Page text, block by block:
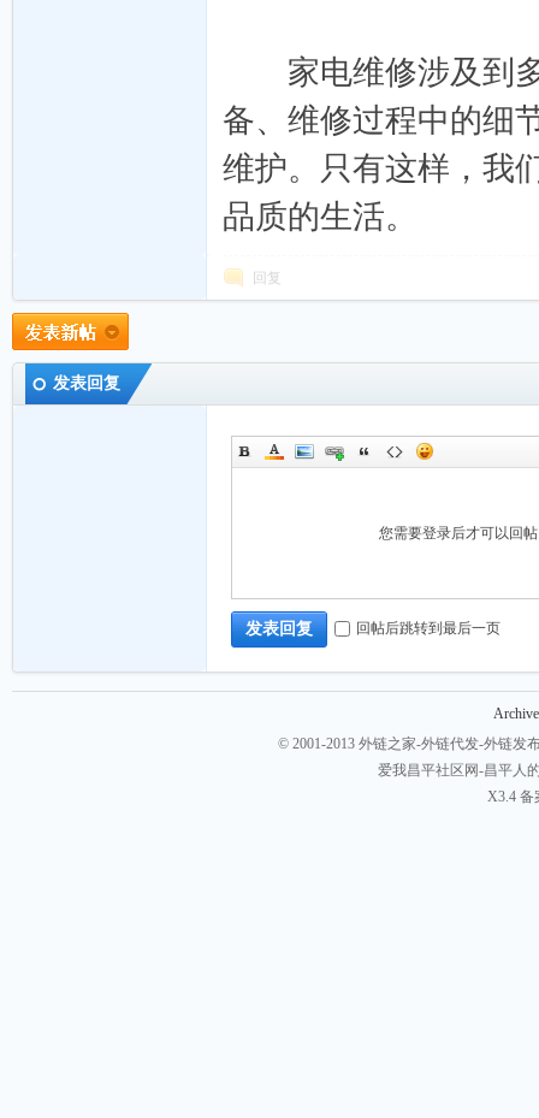
家电维修涉及到多
备、维修过程中的细
维护。只有这样，我
品质的生活。
回复
发表回复
您需要登录后才可以回
发表回复 回帖后跳转到最后一页
© 2001-2013 外链之家-外链代发-外链发
爱我昌平社区网-昌平人
X3.4备